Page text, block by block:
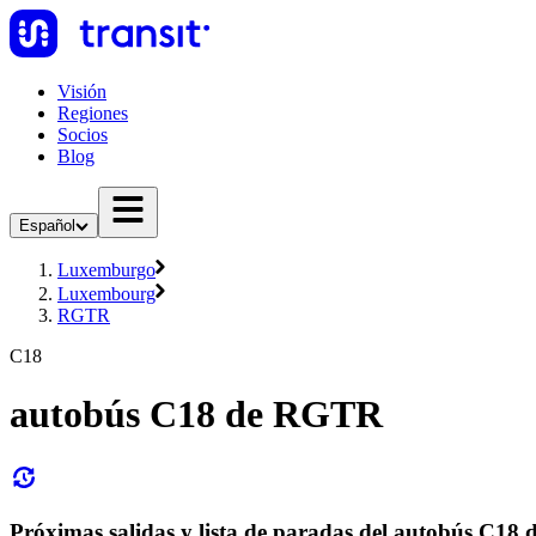
Visión
Regiones
Socios
Blog
Español
Luxemburgo
Luxembourg
RGTR
C18
autobús C18 de RGTR